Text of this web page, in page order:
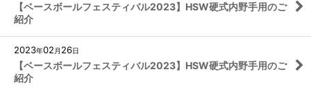
【ベースボールフェスティバル2023】HSW硬式内野手用のご
紹介
2023年02 月 26日
【ベースボールフェスティバル2023】HSW硬式内野手用のご
紹介